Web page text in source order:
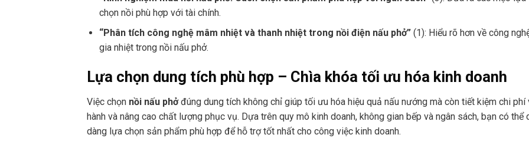
chọn nồi phù hợp với tài chính.
“Phân tích công nghệ mâm nhiệt và thanh nhiệt trong nồi điện nấu phở”(1): Hiểu rõ hơn về công
gia nhiệt trong nồi nấu phở.
Lựa chọn dung tích phù hợp – Chìa khóa tối ưu hóa kinh doanh
Việc chọn nồi nấu phởđúng dung tích không chỉ giúp tối ưu hóa hiệu quả nấu nướng mà còn tiết kiệm chi phí
hành và nâng cao chất lượng phục vụ. Dựa trên quy mô kinh doanh, không gian bếp và ngân sách, bạn có thể
dàng lựa chọn sản phẩm phù hợp để hỗ trợ tốt nhất cho công việc kinh doanh.